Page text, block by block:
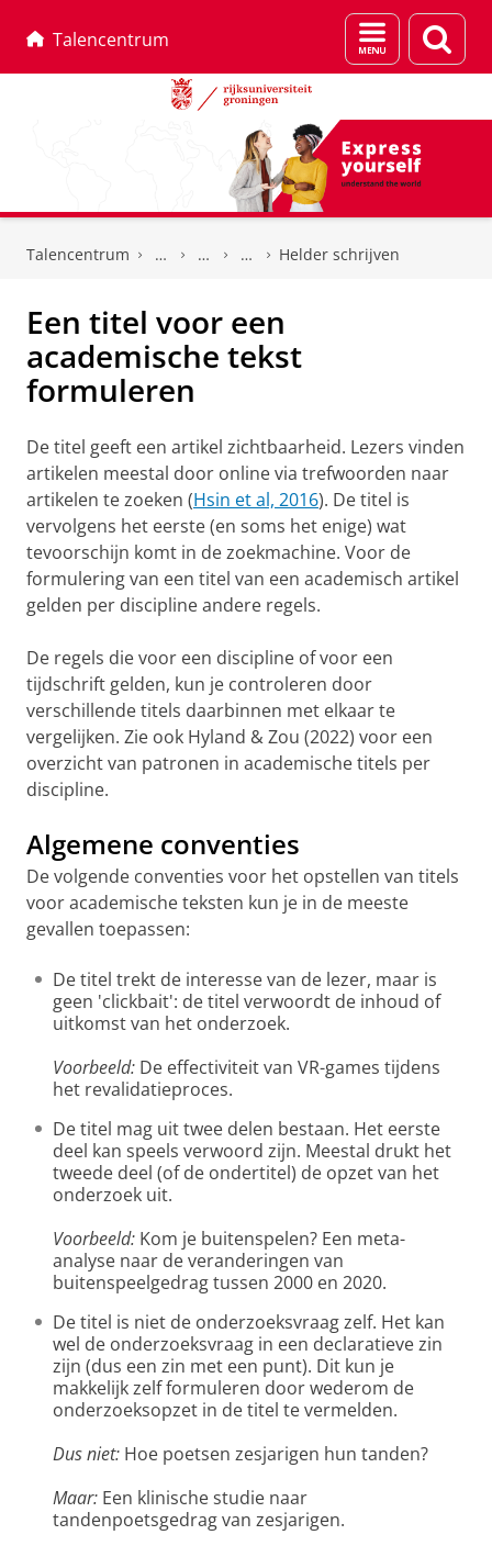
Talencentrum
Menu
en
Talencentrum Helder schrijven
Een titel voor een
academische tekst
formuleren
De titel geeft een artikel zichtbaarheid. Lezers vinden
artikelen meestal door online via trefwoorden naar
artikelen te zoeken (Hsin et al, 2016). De titel is
vervolgens het eerste (en soms het enige) wat
tevoorschijn komt in de zoekmachine. Voor de
formulering van een titel van een academisch artikel
gelden per discipline andere regels.
De regels die voor een discipline of voor een
tijdschrift gelden, kun je controleren door
verschillende titels daarbinnen met elkaar te
vergelijken. Zie ook Hyland & Zou (2022) voor een
overzicht van patronen in academische titels per
discipline.
Algemene conventies
De volgende conventies voor het opstellen van titels
voor academische teksten kun je in de meeste
gevallen toepassen:
De titel trekt de interesse van de lezer, maar is
geen 'clickbait': de titel verwoordt de inhoud of
uitkomst van het onderzoek.
Voorbeeld: De effectiviteit van VR-games tijdens
het revalidatieproces.
De titel mag uit twee delen bestaan. Het eerste
deel kan speels verwoord zijn. Meestal drukt het
tweede deel (of de ondertitel) de opzet van het
onderzoek uit.
Voorbeeld: Kom je buitenspelen? Een meta-
analyse naar de veranderingen van
buitenspeelgedrag tussen 2000 en 2020.
De titel is niet de onderzoeksvraag zelf. Het kan
wel de onderzoeksvraag in een declaratieve zin
zijn (dus een zin met een punt). Dit kun je
makkelijk zelf formuleren door wederom de
onderzoeksopzet in de titel te vermelden.
Dus niet: Hoe poetsen zesjarigen hun tanden?
Maar: Een klinische studie naar
tandenpoetsgedrag van zesjarigen.